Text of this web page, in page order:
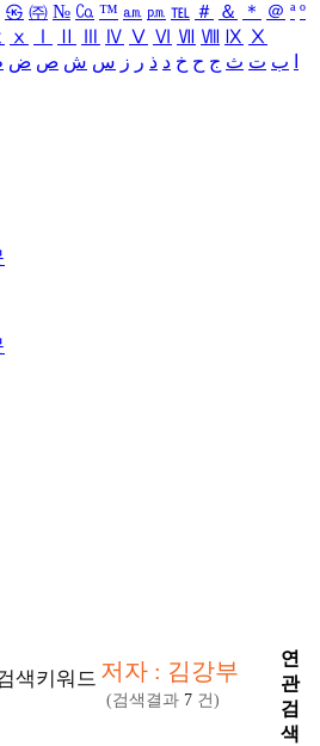
㉿ ㈜ № ㏇ ™ ㏂ ㏘ ℡ ＃ ＆ ＊ ＠ ª º
ⅹ Ⅳ Ⅴ Ⅵ Ⅶ Ⅷ Ⅸ Ⅹ
ب ت ث ج ح خ د ذ ر ز س ش ص ض
색키워드 저자 : 김강부
(검색결과 7 건)
연
관
검
색